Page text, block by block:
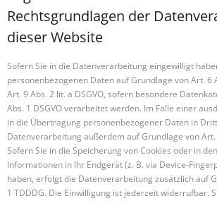
Rechtsgrundlagen der
dieser Website
Sofern Sie in die Datenverarbeitung eingewilligt
personenbezogenen Daten auf Grundlage von Art. 6
Art. 9 Abs. 2 lit. a DSGVO, sofern besondere
Abs. 1 DSGVO verarbeitet werden. Im Falle einer
in die Übertragung personenbezogener Daten in
Datenverarbeitung außerdem auf Grundlage von Art.
Sofern Sie in die Speicherung von Cookies oder in
Informationen in Ihr Endgerät (z. B. via Device-
haben, erfolgt die Datenverarbeitung zusätzlich auf
1 TDDDG. Die Einwilligung ist jederzeit widerrufbar.